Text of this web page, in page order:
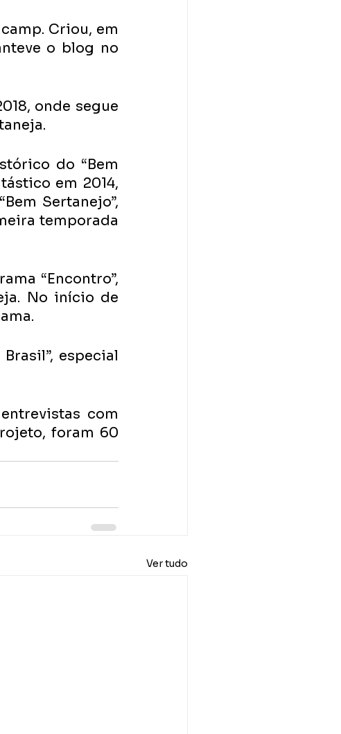
Criou, em
o blog no
onde segue
do “Bem
em 2014,
Sertanejo”,
temporada
“Encontro”,
No início de
especial
com
foram 60
Ver tudo